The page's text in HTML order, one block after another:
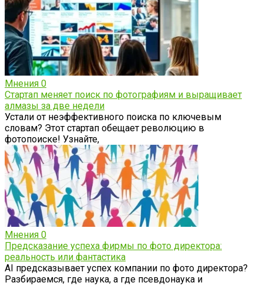
Мнения 0
Стартап меняет поиск по фотографиям и выращивает
алмазы за две недели
Устали от неэффективного поиска по ключевым
словам? Этот стартап обещает революцию в
фотопоиске! Узнайте,
Мнения 0
Предсказание успеха фирмы по фото директора:
реальность или фантастика
AI предсказывает успех компании по фото директора?
Разбираемся, где наука, а где псевдонаука и